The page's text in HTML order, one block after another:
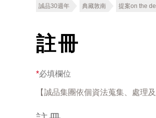
誠品30週年 典藏敦南 提案on the
註冊
*必填欄位
【誠品集團依個資法蒐集、處理